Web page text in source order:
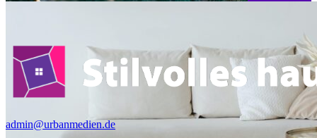
admin@urbanmedien.de